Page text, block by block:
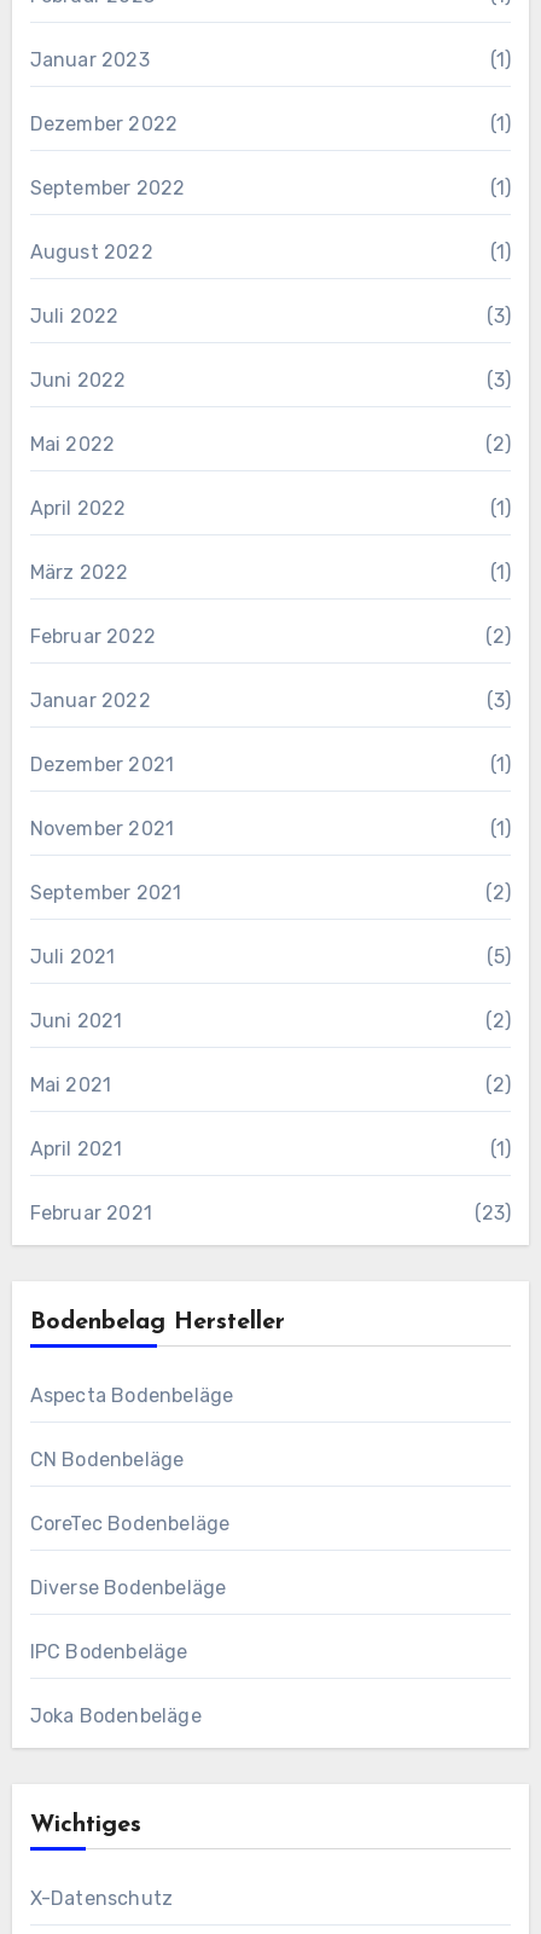
Januar 2023 (1)
Dezember 2022 (1)
September 2022 (1)
August 2022 (1)
Juli 2022 (3)
Juni 2022 (3)
Mai 2022 (2)
April 2022 (1)
März 2022 (1)
Februar 2022 (2)
Januar 2022 (3)
Dezember 2021 (1)
November 2021 (1)
September 2021 (2)
Juli 2021 (5)
Juni 2021 (2)
Mai 2021 (2)
April 2021 (1)
Februar 2021 (23)
Bodenbelag Hersteller
Aspecta Bodenbeläge
CN Bodenbeläge
CoreTec Bodenbeläge
Diverse Bodenbeläge
IPC Bodenbeläge
Joka Bodenbeläge
Wichtiges
X-Datenschutz